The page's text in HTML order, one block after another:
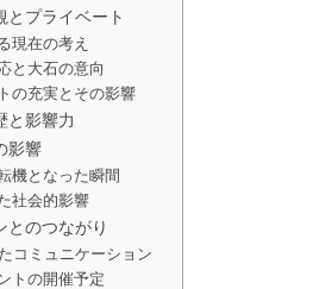
とプライベート
現在の考え
と大石の意向
の充実とその影響
と影響力
影響
機となった瞬間
社会的影響
とのつながり
コミュニケーション
トの開催予定